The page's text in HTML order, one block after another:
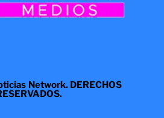
Network. DERECHOS